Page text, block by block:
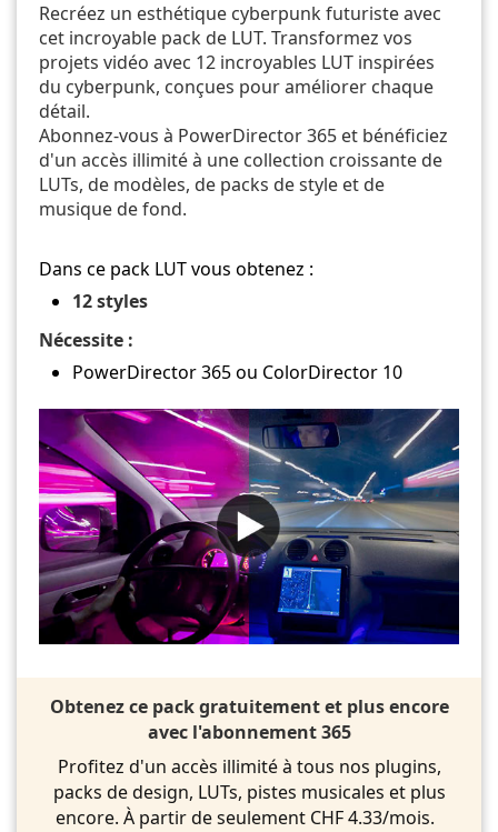
Recréez un esthétique cyberpunk futuriste avec
cet incroyable pack de LUT. Transformez vos
projets vidéo avec 12 incroyables LUT inspirées
du cyberpunk, conçues pour améliorer chaque
détail.
Abonnez-vous à PowerDirector 365 et bénéficiez
d'un accès illimité à une collection croissante de
LUTs, de modèles, de packs de style et de
musique de fond.
Dans ce pack LUT vous obtenez :
12 styles
Nécessite :
PowerDirector 365 ou ColorDirector 10
Obtenez ce pack gratuitement et plus encore
avec l'abonnement 365
Profitez d'un accès illimité à tous nos plugins,
packs de design, LUTs, pistes musicales et plus
encore. À partir de seulement CHF 4.33/mois.